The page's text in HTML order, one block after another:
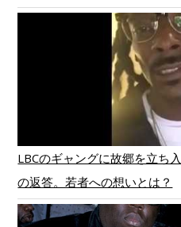
LBCのギャングに故郷を立ち
の返答。若者への想いとは？